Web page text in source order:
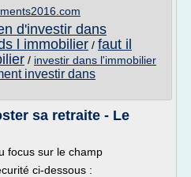
d'investir dans
l immobilier / faut il
/ investir dans l'immobilier
investir dans
sa retraite - Le
focus sur le champ
ci-dessous :